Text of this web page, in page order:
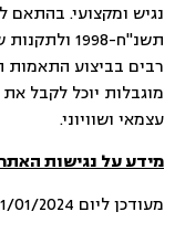
נגיש ומקצועי. בהתאם
תשנ"ח-
רבים בביצוע התאמות
מוגבלות יוכל לקבל
עצמאי ושוויוני.
מידע על נגישות האתר
מעודכן ליום ‏11/01/2024